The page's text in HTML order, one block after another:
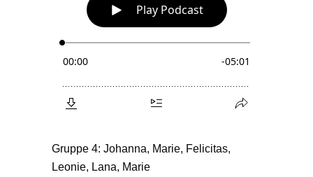
Gruppe 4: Johanna, Marie, Felicitas,
Leonie, Lana, Marie